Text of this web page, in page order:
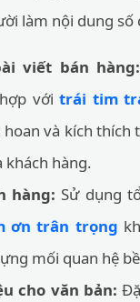
làm nội dung số
viết bán hàng:
vớitrái tim
và kích thích
khách hàng.
hàng: Sử dụng
ơn trân trọng
mối quan hệ
cho văn bản: